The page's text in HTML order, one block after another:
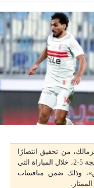
من تحقيق انتصارًا
كبيرًا على نظيره كهرباء الإسماعيلية، بنتيجة 5-2، خلال المباراة التي
وذلك ضمن منافسات